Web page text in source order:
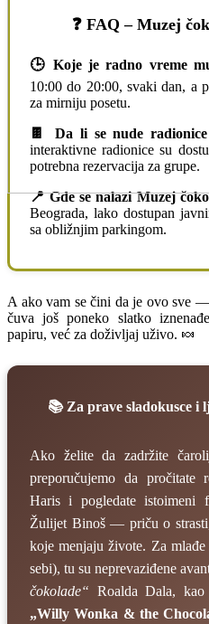
❓ FAQ – Muzej
🕒 Koje je radno vreme
10:00 do 20:00, svaki dan, a
za mirniju posetu.
🍫 Da li se nude
interaktivne radionice su
potrebna rezervacija za grupe.
📍 Gde se nalazi Muzej
Beograda, lako dostupan
sa obližnjim parkingom.
A ako vam se čini da je ovo sve
čuva još poneko slatko
papiru, već za doživljaj uživo. 🍬
📚 Za prave sladokusce i
Ako želite da zadržite
preporučujemo da pročitate
Haris i pogledate istoimeni
Žulijet Binoš — priču o
koje menjaju živote. Za
sebi), tu su neprevaziđene
čokolade“ Roalda Dala,
„Willy Wonka & the